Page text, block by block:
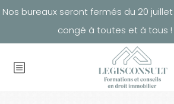
Nos bureaux seront fermés du 20 juillet
congé à toutes et à tous !